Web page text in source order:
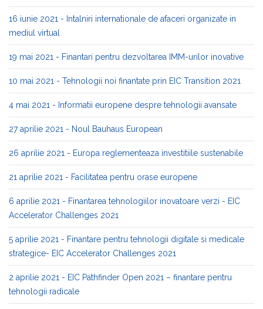
16 iunie 2021 - Intalniri internationale de afaceri organizate in
mediul virtual
19 mai 2021 - Finantari pentru dezvoltarea IMM-urilor inovative
10 mai 2021 - Tehnologii noi finantate prin EIC Transition 2021
4 mai 2021 - Informatii europene despre tehnologii avansate
27 aprilie 2021 - Noul Bauhaus European
26 aprilie 2021 - Europa reglementeaza investitiile sustenabile
21 aprilie 2021 - Facilitatea pentru orase europene
6 aprilie 2021 - Finantarea tehnologiilor inovatoare verzi - EIC
Accelerator Challenges 2021
5 aprilie 2021 - Finantare pentru tehnologii digitale si medicale
strategice- EIC Accelerator Challenges 2021
2 aprilie 2021 - EIC Pathfinder Open 2021 – finantare pentru
tehnologii radicale